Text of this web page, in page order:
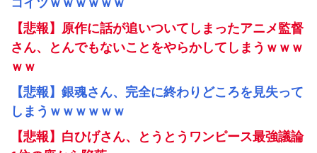
コイツｗｗｗｗｗｗ
【悲報】原作に話が追いついてしまったアニメ監督
さん、とんでもないことをやらかしてしまうｗｗｗ
ｗｗ
【悲報】銀魂さん、完全に終わりどころを見失って
しまうｗｗｗｗｗｗ
【悲報】白ひげさん、とうとうワンピース最強議論